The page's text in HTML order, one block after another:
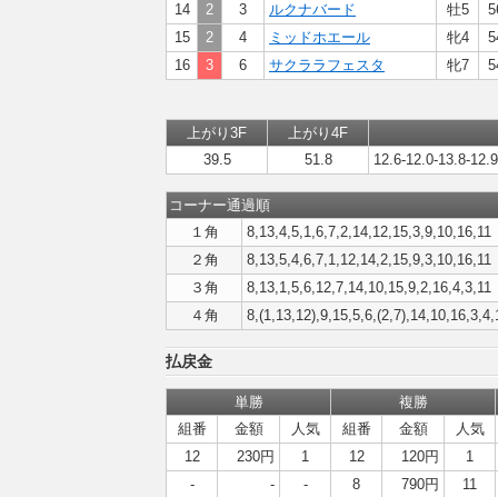
14
2 3 ルクナバード 牡5
15
2 4 ミッドホエール 牝4
16
3 6 サクララフェスタ 牝7
上がり3F
上がり4F
39.5
51.8 12.6-12.0-13.8-
コーナー通過順
１角
8,13,4,5,1,6,7,2,14,12,15,3,9,10,16,11
２角
8,13,5,4,6,7,1,12,14,2,15,9,3,10,16,11
３角
8,13,1,5,6,12,7,14,10,15,9,2,16,4,3,11
４角
払戻金
単勝
複勝
組番
金額 人気 組番 金額
人気
12
230円 1 12 120円
1
-
- - 8 790円
11